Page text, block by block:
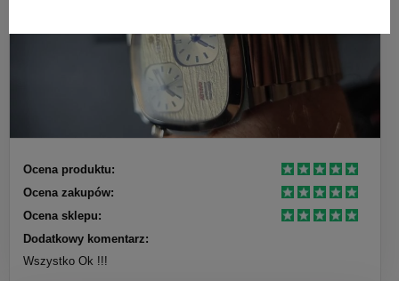
Ocena produktu:
Ocena zakupów:
Ocena sklepu:
Dodatkowy komentarz:
Wszystko Ok !!!